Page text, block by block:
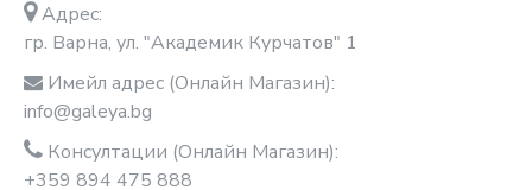
Адрес:
гр. Варна, ул. "Академик Курчатов" 1
Имейл адрес (Онлайн Магазин):
info@galeya.bg
Консултации (Онлайн Магазин):
+359 894 475 888